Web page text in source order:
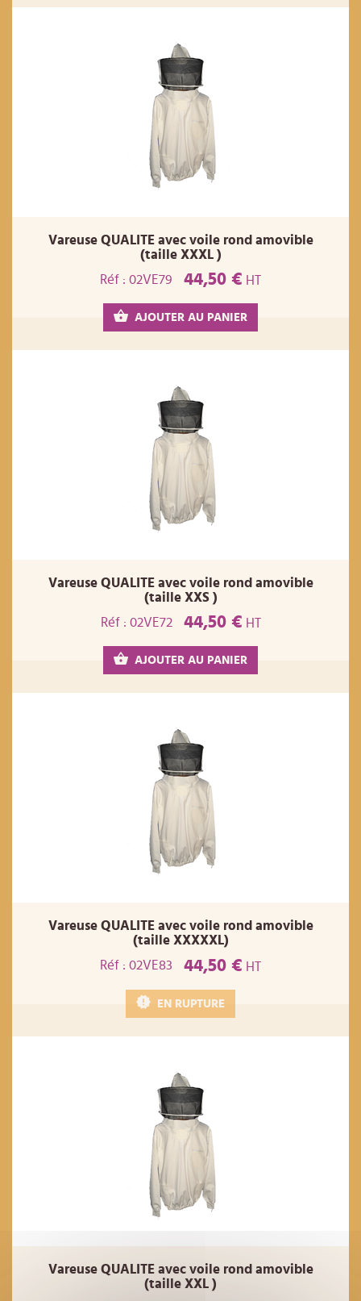
Vareuse QUALITE avec voile rond amovible
(taille XXXL )
Réf : 02VE79
44,50 € HT
AJOUTER AU PANIER
Vareuse QUALITE avec voile rond amovible
(taille XXS )
Réf : 02VE72
44,50 € HT
AJOUTER AU PANIER
Vareuse QUALITE avec voile rond amovible
(taille XXXXXL)
Réf : 02VE83
44,50 € HT
EN RUPTURE
Vareuse QUALITE avec voile rond amovible
(taille XXL )